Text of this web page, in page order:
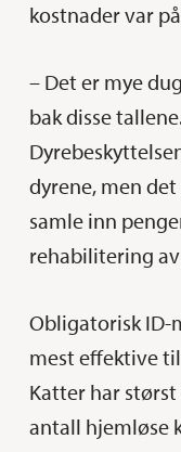
kostnader var
– Det er mye
bak disse
dyrene, men
samle inn
rehabilitering
Obligatorisk ID-
mest effektive
Katter har
antall hjemløse